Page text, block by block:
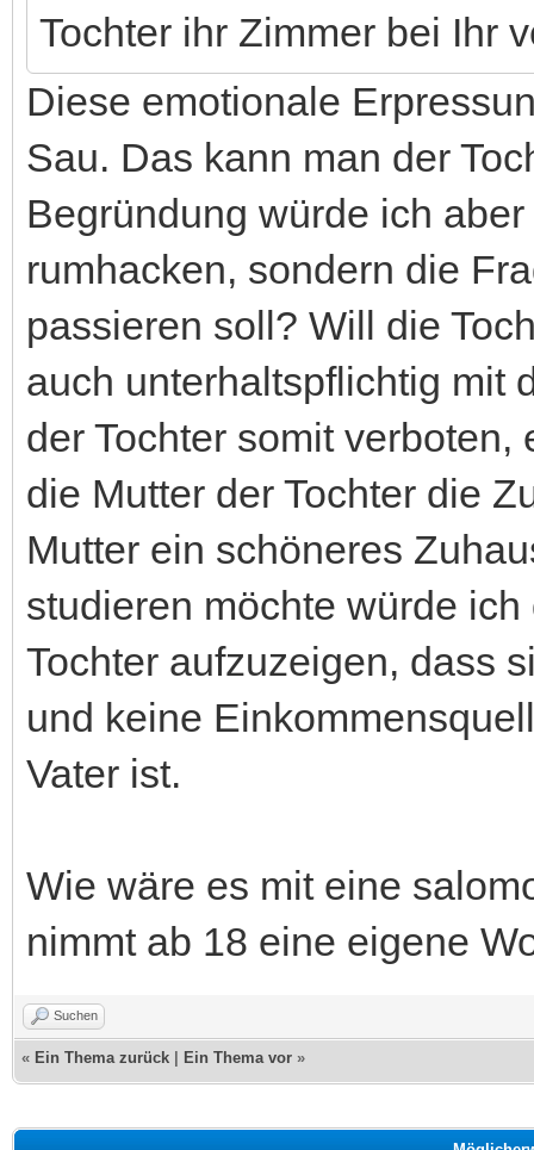
Tochter ihr Zimmer bei Ihr
Diese emotionale
Sau. Das kann man der
Begründung würde ich
rumhacken, sondern die
passieren soll? Will die
auch unterhaltspflichtig mit
der Tochter somit
die Mutter der Tochter die
Mutter ein schöneres
studieren möchte würde
Tochter aufzuzeigen, dass
und keine
Vater ist.
Wie wäre es mit eine
nimmt ab 18 eine eigene
Suchen
« Ein Thema zurück Ein Thema vor »